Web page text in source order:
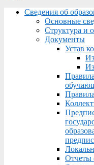
Menu
Сведения об
Основные
Структура и
Документы
Устав
Отчеты